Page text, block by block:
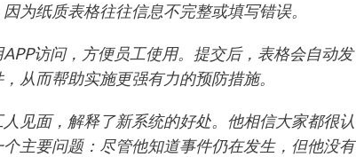
为纸质表格往往信息不完整或填写错误。
APP访问，方便员工使用。提交后，表格会自动发
从而帮助实施更强有力的预防措施。
见面，解释了新系统的好处。他相信大家都很认
主要问题：尽管他知道事件仍在发生，但他没有